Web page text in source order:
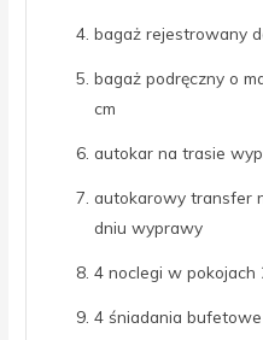
bagaż rejestrowany
bagaż podręczny o
cm
autokar na trasie
autokarowy transfer
dniu wyprawy
4 noclegi w
4 śniadania